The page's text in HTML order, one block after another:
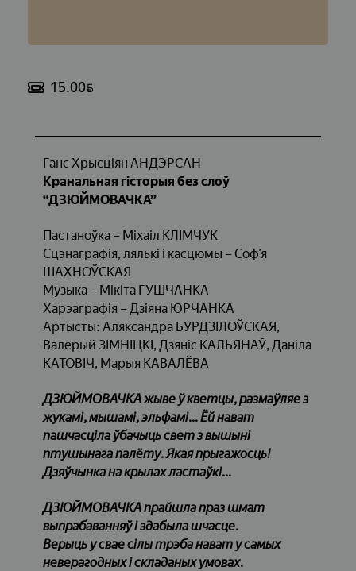
15.00BYN
Ганс Хрысціян АНДЭРСАН
Кранальная гісторыя без слоў
“ДЗЮЙМОВАЧКА”
Пастаноўка – Міхаіл КЛІМЧУК
Сцэнаграфія, лялькі і касцюмы – Соф’я
ШАХНОЎСКАЯ
Музыка – Мікіта ГУШЧАНКА
Харэаграфія – Дзіяна ЮРЧАНКА
Артысты: Аляксандра БУРДЗІЛОЎСКАЯ,
Валерый ЗІМНІЦКІ, Дзяніс КАЛЬЯНАЎ, Даніла
КАТОВІЧ, Марыя КАВАЛЁВА
ДЗЮЙМОВАЧКА жыве ў кветцы, размаўляе з
жукамі, мышамі, эльфамі... Ёй нават
пашчасціла ўбачыць свет з вышыні
птушынага палёту. Якая прыгажосць!
Дзяўчынка на крылах ластаўкі...
ДЗЮЙМОВАЧКА прайшла праз шмат
выпрабаванняў і здабыла шчасце.
Верыць у свае сілы трэба нават у самых
неверагодных і складаных умовах.